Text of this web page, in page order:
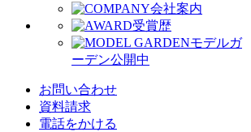
会社案内
受賞歴
モデルガ
ーデン公開中
お問い合わせ
資料請求
電話をかける